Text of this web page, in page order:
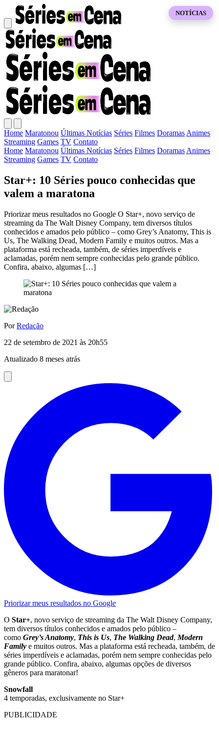
Home Maratonou Últimas Notícias Séries Filmes Doramas Animes
Streaming Games TV Contato
Home Maratonou Últimas Notícias Séries Filmes Doramas Animes
Streaming Games TV Contato
Star+: 10 Séries pouco conhecidas que
valem a maratona
Priorizar meus resultados no Google O Star+, novo serviço de
streaming da The Walt Disney Company, tem diversos títulos
conhecidos e amados pelo público – como Grey’s Anatomy, This is
Us, The Walking Dead, Modern Family e muitos outros. Mas a
plataforma está recheada, também, de séries imperdíveis e
aclamadas, porém nem sempre conhecidas pelo grande público.
Confira, abaixo, algumas […]
NOTÍCIAS
PorRedação
22 de setembro de 2021 às 20h55
Atualizado 8 meses atrás
Priorizar meus resultados no Google
O Star+, novo serviço de streaming da The Walt Disney Company,
tem diversos títulos conhecidos e amados pelo público –
como Grey’s Anatomy, This is Us, The Walking Dead, Modern
Family e muitos outros. Mas a plataforma está recheada, também, de
séries imperdíveis e aclamadas, porém nem sempre conhecidas pelo
grande público. Confira, abaixo, algumas opções de diversos
gêneros para maratonar!
Snowfall
4 temporadas, exclusivamente no Star+
PUBLICIDADE